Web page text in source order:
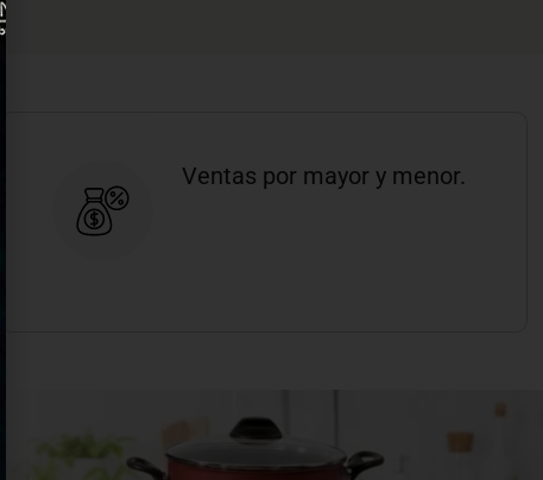
Ventas por mayor y menor.